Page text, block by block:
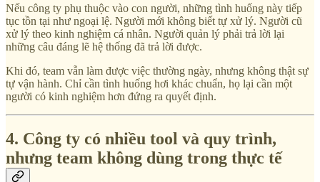
Nếu công ty phụ thuộc vào con người, những tình huống này tiếp
tục tồn tại như ngoại lệ. Người mới không biết tự xử lý. Người cũ
xử lý theo kinh nghiệm cá nhân. Người quản lý phải trả lời lại
những câu đáng lẽ hệ thống đã trả lời được.
Khi đó, team vẫn làm được việc thường ngày, nhưng không thật sự
tự vận hành. Chỉ cần tình huống hơi khác chuẩn, họ lại cần một
người có kinh nghiệm hơn đứng ra quyết định.
4. Công ty có nhiều tool và quy trình,
nhưng team không dùng trong thực tế